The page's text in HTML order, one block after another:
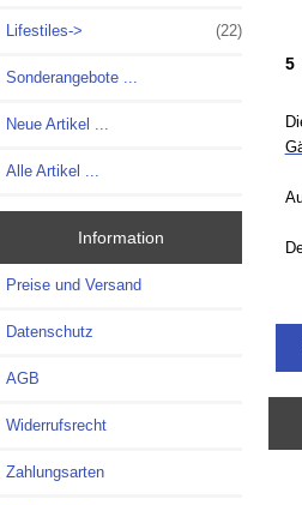
Lifestiles-> (22)
Sonderangebote ...
Neue Artikel ...
Alle Artikel ...
Information
Preise und Versand
Datenschutz
AGB
Widerrufsrecht
Zahlungsarten
5